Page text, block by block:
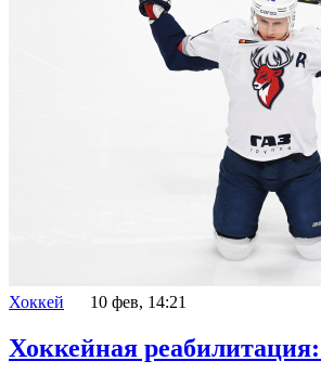
Хоккей 10 фев, 14:21
Хоккейная